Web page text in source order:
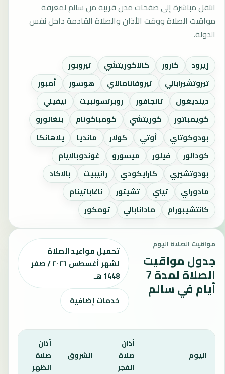
انتقل مباشرة إلى صفحات مدن قريبة من سالم لمعرفة
مواقيت الصلاة ووقت الأذان والصلاة القادمة داخل نفس
الدولة.
إيرود كارور كالاكوريتشي
تيروبور
تيروتشيرابالي
تيروفانامالاي هوسور
أمبور
دينديغول
تانجافور روبرتسونبيت
نيفيلي
كويمباتور
كوريتشي كومباكونام
بنغالورو
بودوكوتاي
أوتي كولار مانديا
يلاهانكا
كودالور
فيلور ميسورو
غوندوبالايام
بودوتشيري
كارايكودي رانيبيت
بالاكاد
مادوراي
تيني تشيتور
ناغاباتينام
كانتشيبورام
مادانابالي تومكور
مواقيت الصلاة اليوم
جدول مواقيت
الصلاة لمدة 7
أيام في سالم
تحميل مواعيد الصلاة
لشهر أغسطس ٢٠٢٦ / صفر
1448 هـ
خدمات إضافية
اليوم
أذان
صلاة
الفجر
الشروق
أذان
صلاة
الظهر